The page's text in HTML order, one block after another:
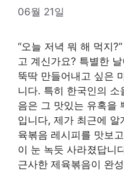
06월 21일
“오늘 저녁 뭐 해 먹지
고 계신가요? 특별한
뚝딱 만들어내고 싶은
니다. 특히 한국인의
음은 그 맛있는 유혹을
입니다, 제가 최근에 알
육볶음 레시피를 맛보
이 눈 녹듯 사라졌답니
근사한 제육볶음이 완